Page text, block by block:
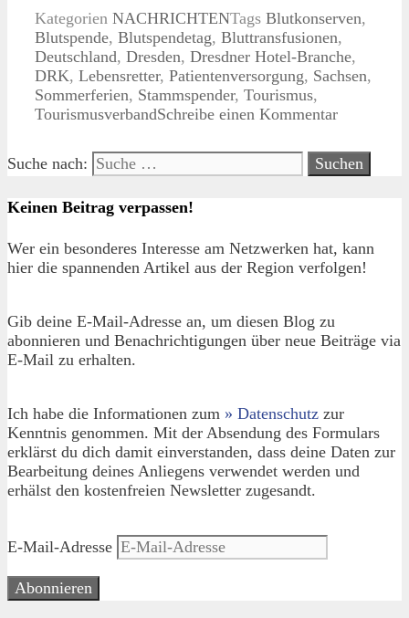
Kategorien NACHRICHTENTags Blutkonserven,
Blutspende, Blutspendetag, Bluttransfusionen,
Deutschland, Dresden, Dresdner Hotel-Branche,
DRK, Lebensretter, Patientenversorgung, Sachsen,
Sommerferien, Stammspender, Tourismus,
TourismusverbandSchreibe einen Kommentar
Suche nach:
Keinen Beitrag verpassen!
Wer ein besonderes Interesse am Netzwerken hat, kann
hier die spannenden Artikel aus der Region verfolgen!
Gib deine E-Mail-Adresse an, um diesen Blog zu
abonnieren und Benachrichtigungen über neue Beiträge via
E-Mail zu erhalten.
Ich habe die Informationen zum » Datenschutz zur
Kenntnis genommen. Mit der Absendung des Formulars
erklärst du dich damit einverstanden, dass deine Daten zur
Bearbeitung deines Anliegens verwendet werden und
erhälst den kostenfreien Newsletter zugesandt.
E-Mail-Adresse
Abonnieren